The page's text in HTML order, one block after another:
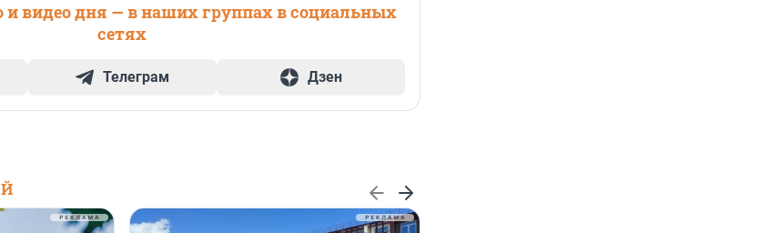
видео дня — в наших группах в социальных
сетях
Телеграм Дзен